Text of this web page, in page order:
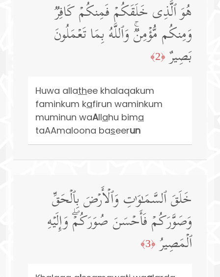
هُوَ ٱلَّذِی خَلَقَكُمۡ فَمِنكُمۡ كَافِرࣱ
وَمِنكُم مُّؤۡمِنࣱۚ وَٱللَّهُ بِمَا تَعۡمَلُونَ
بَصِیرٌ ﴿2﴾
Huwa allathee khalaqakum
faminkum kafirun waminkum
muminun waAllahu bima
taAAmaloona baseerun
خَلَقَ ٱلسَّمَـٰوَ ٰ⁠تِ وَٱلۡأَرۡضَ بِٱلۡحَقِّ
وَصَوَّرَكُمۡ فَأَحۡسَنَ صُوَرَكُمۡۖ وَإِلَیۡهِ
ٱلۡمَصِیرُ ﴿3﴾